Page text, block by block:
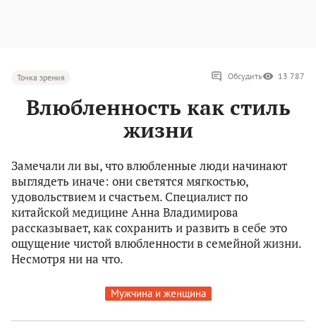
Точка зрения Обсудить 13 787
Влюбленность как стиль
жизни
Замечали ли вы, что влюбленные люди начинают
выглядеть иначе: они светятся мягкостью,
удовольствием и счастьем. Специалист по
китайской медицине Анна Владимирова
рассказывает, как сохранить и развить в себе это
ощущение чистой влюбленности в семейной жизни.
Несмотря ни на что.
Мужчина и женщина